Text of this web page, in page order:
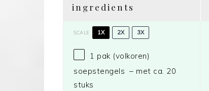
ingredients
SCALE 1X 2X 3X
1 pak (volkoren)
soepstengels – met ca. 20
stuks